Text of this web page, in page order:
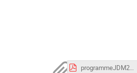
programmeJDM2020.pdf